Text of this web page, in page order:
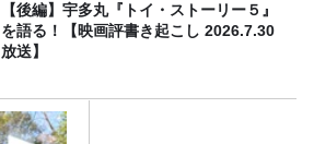
【後編】宇多丸『トイ・ストーリー５』
を語る！【映画評書き起こし 2026.7.30
放送】